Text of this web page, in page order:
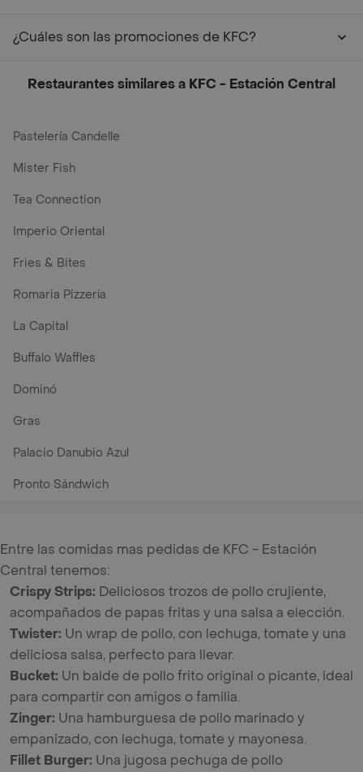
¿Cuáles son las promociones de KFC?
Restaurantes similares a KFC - Estación Central
Pastelería Candelle
Mister Fish
Tea Connection
Imperio Oriental
Fries & Bites
Romaria Pizzería
La Capital
Buffalo Waffles
Dominó
Gras
Palacio Danubio Azul
Pronto Sándwich
Entre las comidas mas pedidas de KFC - Estación
Central tenemos:
Crispy Strips: Deliciosos trozos de pollo crujiente,
acompañados de papas fritas y una salsa a elección.
Twister: Un wrap de pollo, con lechuga, tomate y una
deliciosa salsa, perfecto para llevar.
Bucket: Un balde de pollo frito original o picante, ideal
para compartir con amigos o familia.
Zinger: Una hamburguesa de pollo marinado y
empanizado, con lechuga, tomate y mayonesa.
Fillet Burger: Una jugosa pechuga de pollo